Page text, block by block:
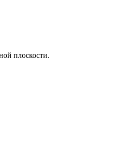
плоскости.